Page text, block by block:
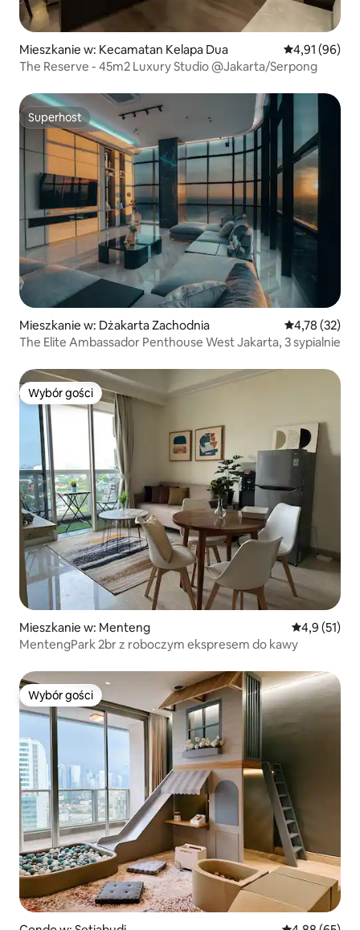
Mieszkanie w: Kecamatan Kelapa Dua Średnia
4,91 (96)
The Reserve - 45m2 Luxury Studio @Jakarta/Serpong
Superhost
Superhost
Mieszkanie w: Dżakarta Zachodnia Średnia
4,78 (32)
The Elite Ambassador Penthouse West Jakarta, 3 sypialnie
Wybór gości
Wybór gości
Mieszkanie w: Menteng Średnia
4,9 (51)
MentengPark 2br z roboczym ekspresem do kawy
Wybór gości
Wybór gości